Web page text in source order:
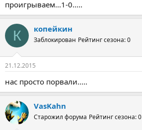
проигрываем...1-0.....
К копейкин
Заблокирован Рейтинг сезона: 0
21.12.2015
нас просто порвали.....
VasKahn
Старожил форума Рейтинг сезона: 0